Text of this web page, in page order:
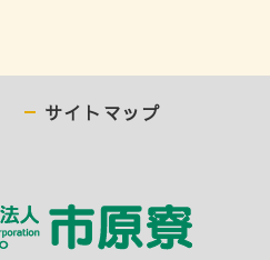
サイトマップ